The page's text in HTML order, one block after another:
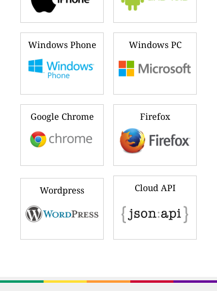
Windows Phone Windows PC
Google Chrome Firefox
Wordpress Cloud API